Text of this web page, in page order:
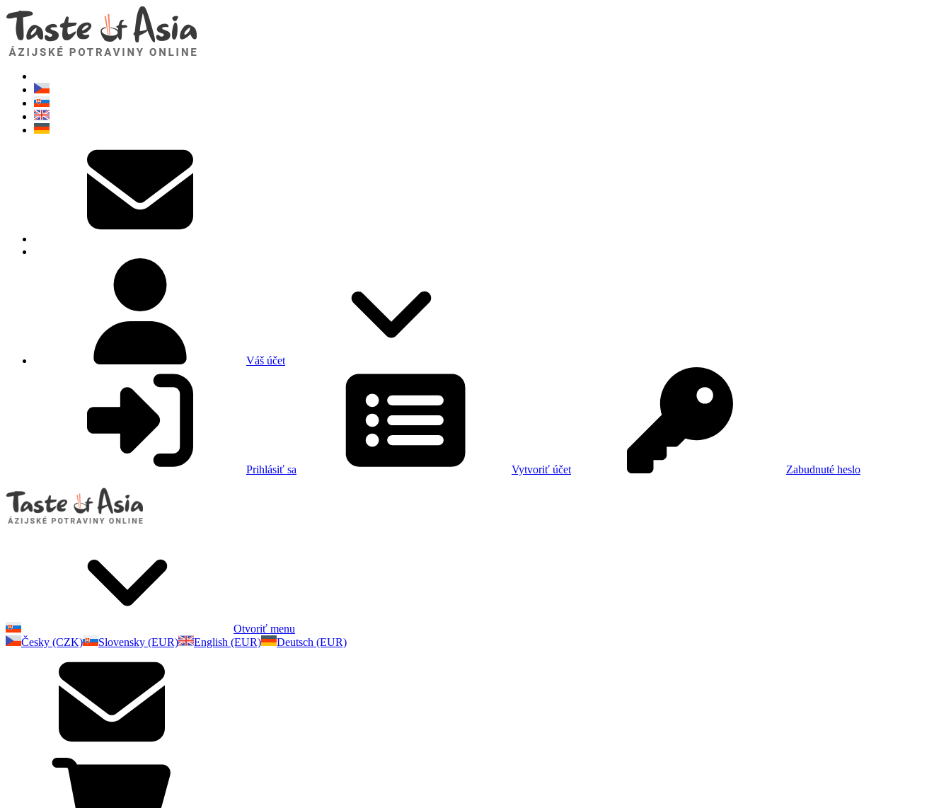
Váš účet
Prihlásiť sa Vytvoriť účet Zabudnuté heslo
Otvoriť menu
Česky (CZK)
Slovensky (EUR) English (EUR) Deutsch (EUR)